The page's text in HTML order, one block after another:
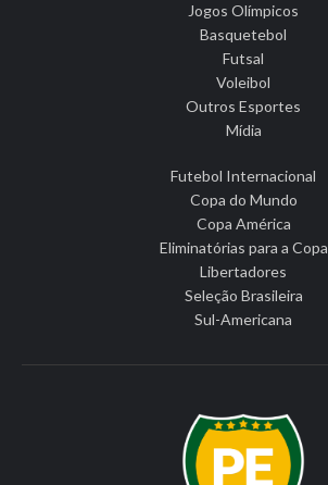
Jogos Olímpicos
Basquetebol
Futsal
Voleibol
Outros Esportes
Mídia
Futebol Internacional
Copa do Mundo
Copa América
Eliminatórias para a Copa
Libertadores
Seleção Brasileira
Sul-Americana